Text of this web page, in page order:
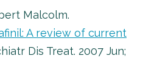
Malcolm.
A review of current
Dis Treat. 2007 Jun;